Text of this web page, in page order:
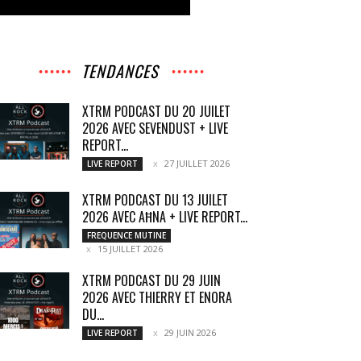
TENDANCES
XTRM PODCAST DU 20 JUILET
2026 AVEC SEVENDUST + LIVE
REPORT...
LIVE REPORT 27 JUILLET 2026
XTRM PODCAST DU 13 JUILET
2026 AVEC AĦNA + LIVE REPORT...
FREQUENCE MUTINE
15 JUILLET 2026
XTRM PODCAST DU 29 JUIN
2026 AVEC THIERRY ET ENORA
DU...
LIVE REPORT 29 JUIN 2026